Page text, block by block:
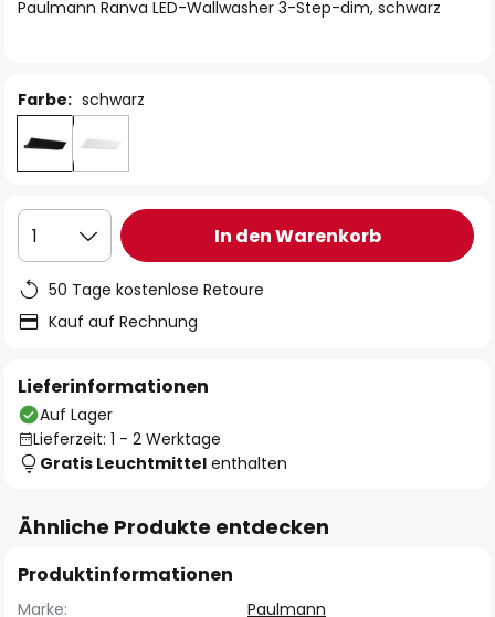
Paulmann Ranva LED-Wallwasher 3-Step-dim, schwarz
Farbe: schwarz
1 In den Warenkorb
50 Tage kostenlose Retoure
Kauf auf Rechnung
Lieferinformationen
Auf Lager
Lieferzeit: 1 - 2 Werktage
Gratis Leuchtmittel enthalten
Ähnliche Produkte entdecken
Produktinformationen
Marke:
Paulmann